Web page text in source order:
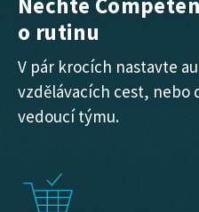
Nechte
o rutinu
V pár krocích nastavte
vzdělávacích cest, nebo
vedoucí týmu.